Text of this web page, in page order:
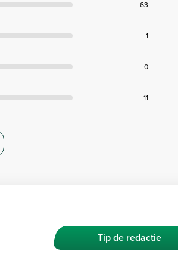
63
1
0
11
Tip de redactie